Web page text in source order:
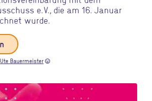
e. V., die am 16. Januar
wurde.
Ute Bauermeister sentiment_very_satisfied